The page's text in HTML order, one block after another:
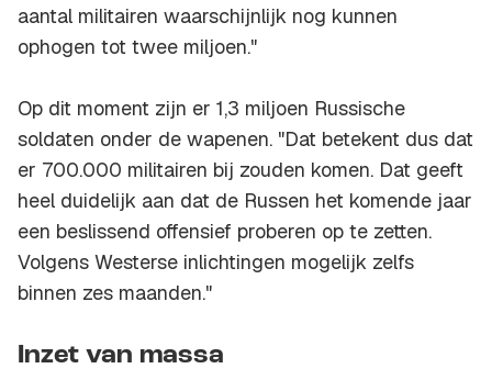
aantal militairen waarschijnlijk nog kunnen
ophogen tot twee miljoen."
Op dit moment zijn er 1,3 miljoen Russische
soldaten onder de wapenen. "Dat betekent dus dat
er 700.000 militairen bij zouden komen. Dat geeft
heel duidelijk aan dat de Russen het komende jaar
een beslissend offensief proberen op te zetten.
Volgens Westerse inlichtingen mogelijk zelfs
binnen zes maanden."
Inzet van massa